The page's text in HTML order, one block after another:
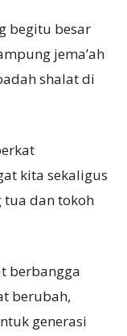
begitu besar
jema’ah
shalat di
kita sekaligus
dan tokoh
berbangga
berubah,
generasi